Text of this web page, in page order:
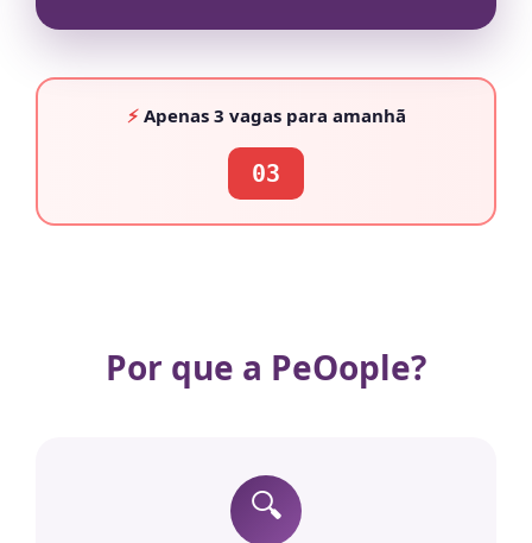
⚡Apenas 3 vagaspara amanhã
03
Por que a PeOople?
🔍